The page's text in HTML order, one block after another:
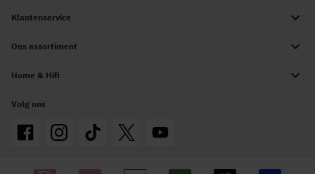
Klantenservice
Ons assortiment
Home & Hifi
Volg ons